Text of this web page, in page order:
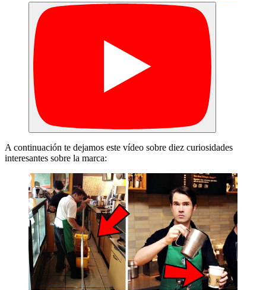
A continuación te dejamos este vídeo sobre diez curiosidades
interesantes sobre la marca: